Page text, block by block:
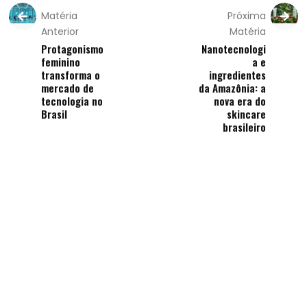
Matéria
Anterior
Protagonismo
feminino
transforma o
mercado de
tecnologia no
Brasil
Próxima
Matéria
Nanotecnologi
a e
ingredientes
da Amazônia: a
nova era do
skincare
brasileiro